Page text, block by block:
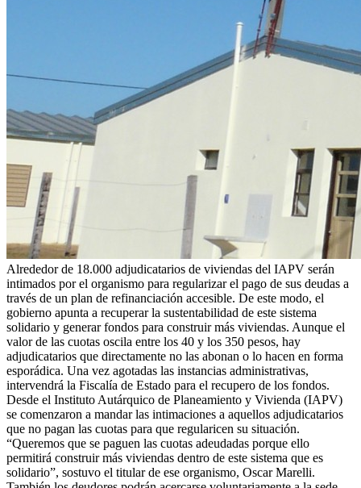
Alrededor de 18.000 adjudicatarios de viviendas del IAPV serán
intimados por el organismo para regularizar el pago de sus deudas a
través de un plan de refinanciación accesible. De este modo, el
gobierno apunta a recuperar la sustentabilidad de este sistema
solidario y generar fondos para construir más viviendas. Aunque el
valor de las cuotas oscila entre los 40 y los 350 pesos, hay
adjudicatarios que directamente no las abonan o lo hacen en forma
esporádica. Una vez agotadas las instancias administrativas,
intervendrá la Fiscalía de Estado para el recupero de los fondos.
Desde el Instituto Autárquico de Planeamiento y Vivienda (IAPV)
se comenzaron a mandar las intimaciones a aquellos adjudicatarios
que no pagan las cuotas para que regularicen su situación.
“Queremos que se paguen las cuotas adeudadas porque ello
permitirá construir más viviendas dentro de este sistema que es
solidario”, sostuvo el titular de ese organismo, Oscar Marelli.